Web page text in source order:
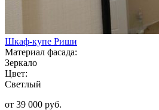
Шкаф-купе Риши
Материал фасада:
Зеркало
Цвет:
Светлый
от 39 000 руб.